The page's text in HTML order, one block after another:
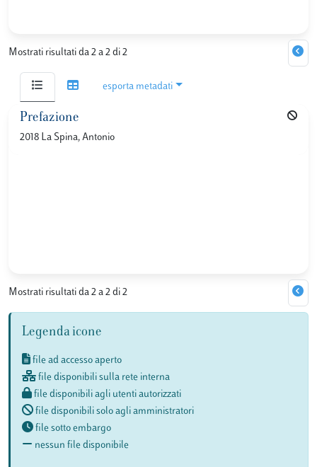
Mostrati risultati da 2 a 2 di 2
esporta metadati
Prefazione
2018 La Spina, Antonio
Mostrati risultati da 2 a 2 di 2
Legenda icone
file ad accesso aperto
file disponibili sulla rete interna
file disponibili agli utenti autorizzati
file disponibili solo agli amministratori
file sotto embargo
nessun file disponibile